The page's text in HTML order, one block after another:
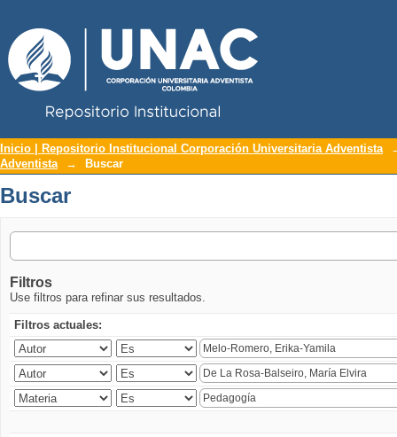
Buscar
Inicio | Repositorio Institucional Corporación Universitaria Adventista
Adventista
→ Buscar
Buscar
Filtros
Use filtros para refinar sus resultados.
Filtros actuales: